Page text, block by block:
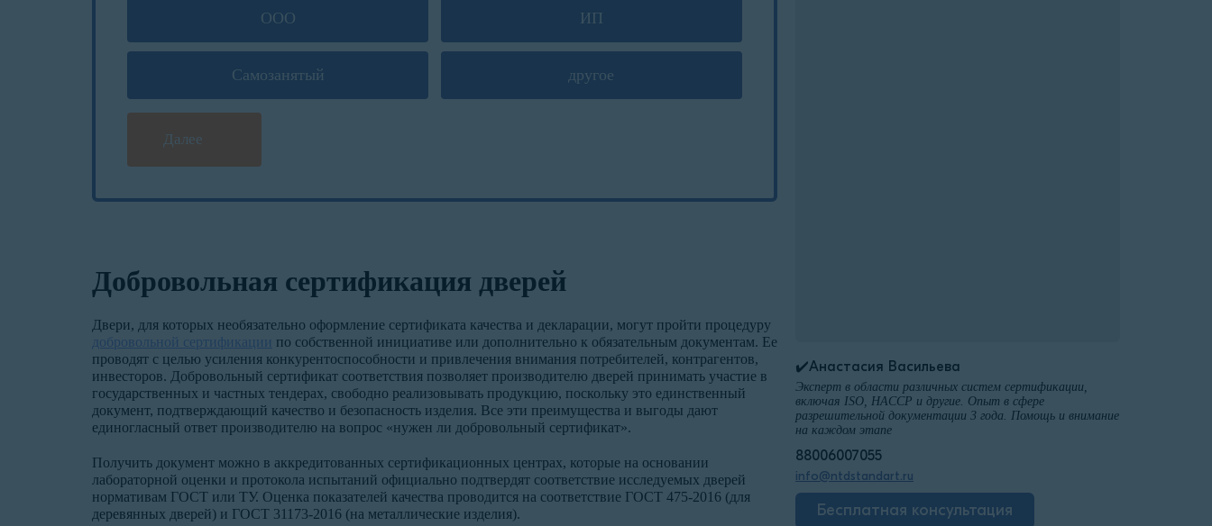
ООО ИП
Самозанятый другое
Далее
Добровольная сертификация дверей
Двери, для которых необязательно оформление сертификата качества и декларации, могут пройти процедуру
добровольной сертификации по собственной инициативе или дополнительно к обязательным документам. Ее
проводят с целью усиления конкурентоспособности и привлечения внимания потребителей, контрагентов,
инвесторов. Добровольный сертификат соответствия позволяет производителю дверей принимать участие в
государственных и частных тендерах, свободно реализовывать продукцию, поскольку это единственный
документ, подтверждающий качество и безопасность изделия. Все эти преимущества и выгоды дают
единогласный ответ производителю на вопрос «нужен ли добровольный сертификат».
Получить документ можно в аккредитованных сертификационных центрах, которые на основании
лабораторной оценки и протокола испытаний официально подтвердят соответствие исследуемых дверей
нормативам ГОСТ или ТУ. Оценка показателей качества проводится на соответствие ГОСТ 475-2016 (для
деревянных дверей) и ГОСТ 31173-2016 (на металлические изделия).
✔️Анастасия Васильева
Эксперт в области различных систем сертификации,
включая ISO, HACCP и другие. Опыт в сфере
разрешительной документации 3 года. Помощь и внимание
на каждом этапе
88006007055
info@ntdstandart.ru
Бесплатная консультация